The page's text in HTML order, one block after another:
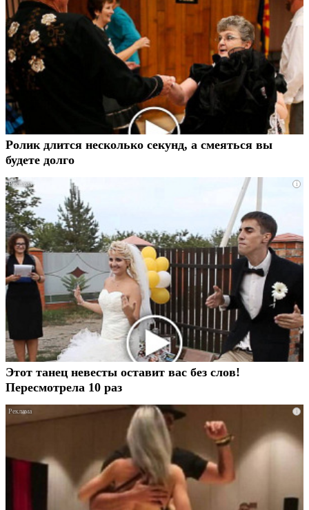
Ролик длится несколько секунд, а смеяться вы
будете долго
i
Этот танец невесты оставит вас без слов!
Пересмотрела 10 раз
i